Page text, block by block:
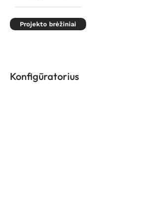
Projekto brėžiniai
Konfigūratorius